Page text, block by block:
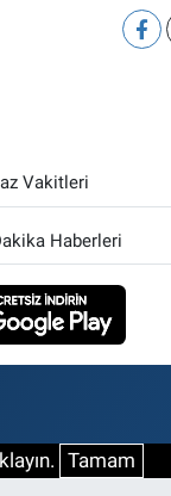
Vakitleri
Haberleri
Tamam